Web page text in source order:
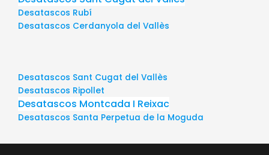
Desatascos Rubí
Desatascos Cerdanyola del Vallès
Desatascos Sant Cugat del Vallès
Desatascos Ripollet
Desatascos Montcada I Reixac
Desatascos Santa Perpetua de la Moguda